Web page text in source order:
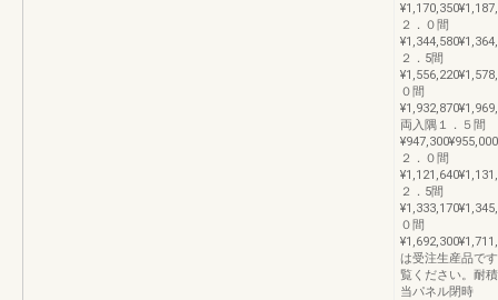
２．０間
２．5間
０間
両入隅１．５間
２．０間
２．5間
０間
は受注生産品で
覧ください。耐
当パネル閉時